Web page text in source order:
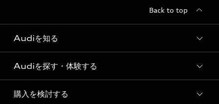
Back to top
Audiを知る
Audi ブランド
Story of Progress
Audiを探す・体験する
ディーラー検索
購入を検討する